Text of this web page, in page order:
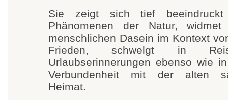
Sie zeigt sich tief
Phänomenen der Natur,
menschlichen Dasein im Kontext
Frieden, schwelgt in
Urlaubserinnerungen ebenso wie
Verbundenheit mit der alten
Heimat.